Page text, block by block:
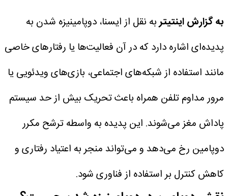
به گزارش اینتیتربه نقل از ایسنا، دوپامینیزه شدن به
پدیده‌ای اشاره دارد که در آن فعالیت‌ها یا رفتارهای خاصی
مانند استفاده از شبکه‌های اجتماعی، بازی‌های ویدئویی یا
مرور مداوم تلفن همراه باعث تحریک بیش از حد سیستم
پاداش مغز می‌شوند. این پدیده به واسطه ترشح مکرر
دوپامین رخ می‌دهد و می‌تواند منجر به اعتیاد رفتاری و
کاهش کنترل بر استفاده از فناوری شود.